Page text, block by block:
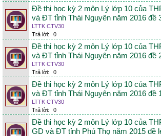
Đề thi học kỳ 2 môn Lý lớp 10 của
và ĐT tỉnh Thái Nguyên năm 2016 đề
LTTK CTV30
Trả lời:
0
Đề thi học kỳ 2 môn Lý lớp 10 của
và ĐT tỉnh Thái Nguyên năm 2016 đề
LTTK CTV30
Trả lời:
0
Đề thi học kỳ 2 môn Lý lớp 10 của
và ĐT tỉnh Thái Nguyên năm 2016 đề
LTTK CTV30
Trả lời:
0
Đề thi học kỳ 2 môn Lý lớp 10 của
GD và ĐT tỉnh Phú Thọ năm 2015 đề